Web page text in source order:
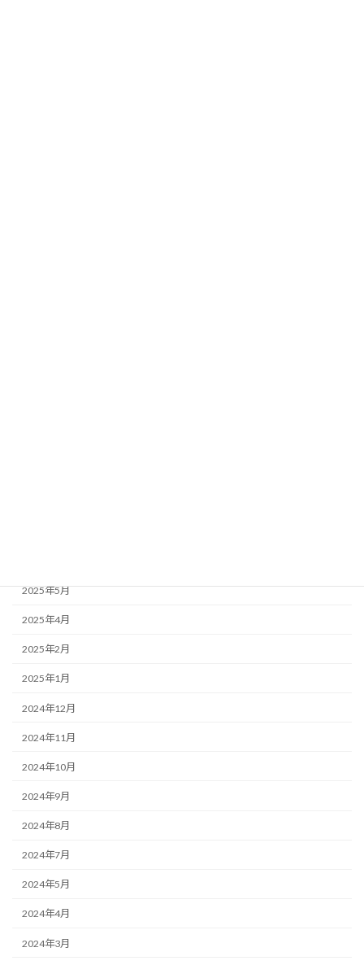
2025年5月
2025年4月
2025年2月
2025年1月
2024年12月
2024年11月
2024年10月
2024年9月
2024年8月
2024年7月
2024年5月
2024年4月
2024年3月